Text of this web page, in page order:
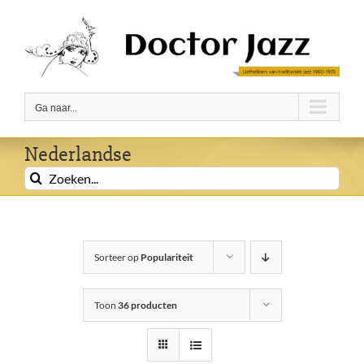
inhoud
Ga naar...
Nederlandse
Zoeken
naar:
Sorteer op Populariteit
Toon 36 producten